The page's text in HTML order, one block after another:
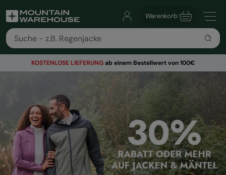
Warenkorb
KOSTENLOSE LIEFERUNGab einem Bestellwert von 100€